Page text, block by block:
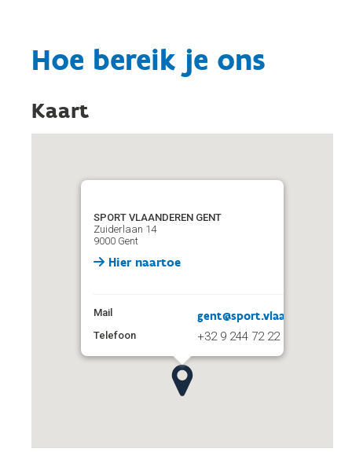
Hoe bereik je ons
Kaart
SPORT VLAANDEREN GENT
Zuiderlaan 14
9000 Gent
Hier naartoe
Mail gent@sport.vlaanderen
Telefoon +32 9 244 72 22